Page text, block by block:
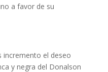
a favor de su
incremento el deseo
y negra del Donalson